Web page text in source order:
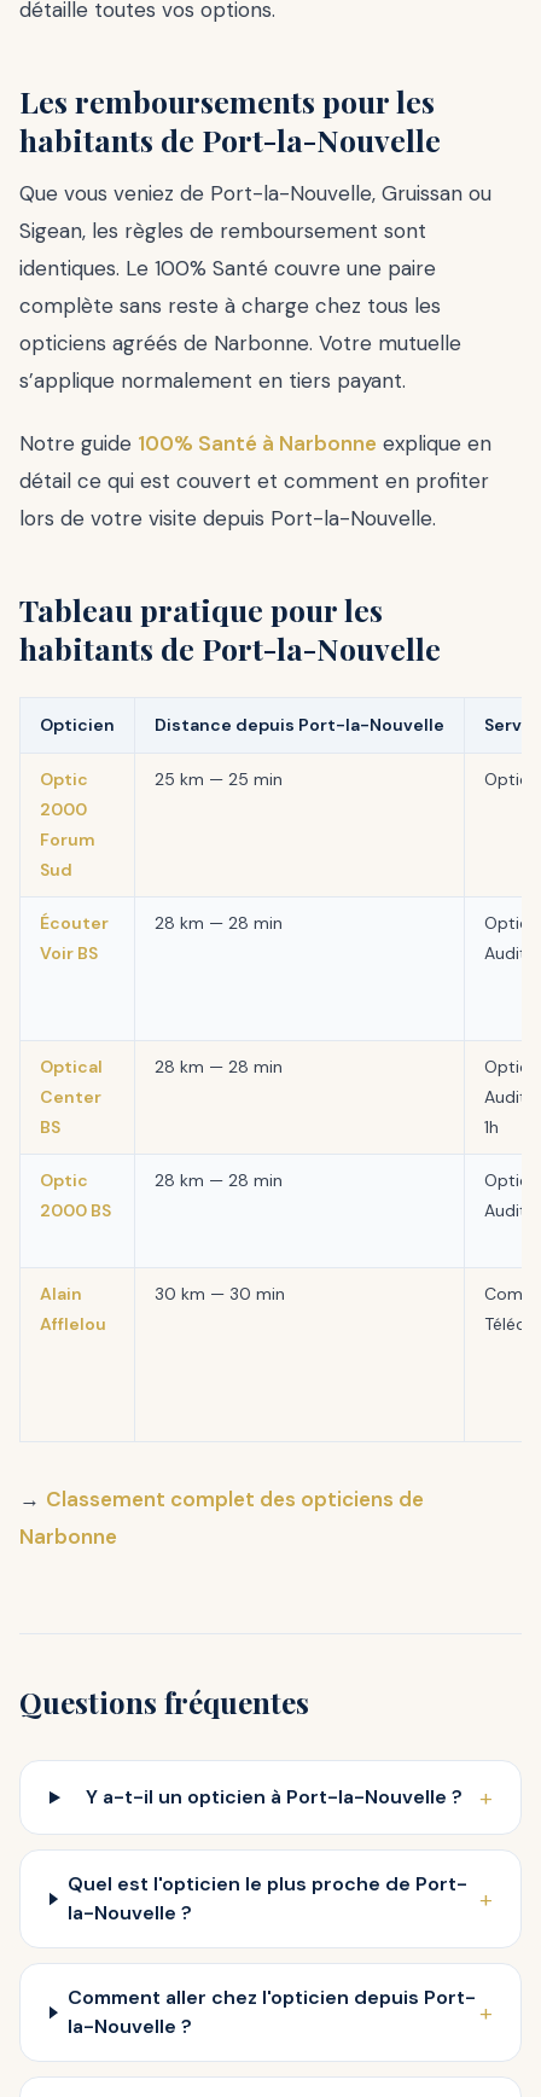
détaille toutes vos options.
Les remboursements pour les
habitants de Port-la-Nouvelle
Que vous veniez de Port-la-Nouvelle, Gruissan ou
Sigean, les règles de remboursement sont
identiques. Le 100% Santé couvre une paire
complète sans reste à charge chez tous les
opticiens agréés de Narbonne. Votre mutuelle
s’applique normalement en tiers payant.
Notre guide 100% Santé à Narbonne explique en
détail ce qui est couvert et comment en profiter
lors de votre visite depuis Port-la-Nouvelle.
Tableau pratique pour les
habitants de Port-la-Nouvelle
Opticien Distance depuis Port-la-Nouvelle
Optic
2000
Forum
Sud
25 km — 25 min
Écouter
Voir BS
28 km — 28 min
Optical
Center
BS
28 km — 28 min
1h
Optic
2000 BS
28 km — 28 min
Alain
Afflelou
30 km — 30 min
→ Classement complet des opticiens de
Narbonne
Questions fréquentes
Y a-t-il un opticien à Port-la-Nouvelle ? +
Quel est l'opticien le plus proche de Port-
la-Nouvelle ?
+
Comment aller chez l'opticien depuis Port-
la-Nouvelle ?
+